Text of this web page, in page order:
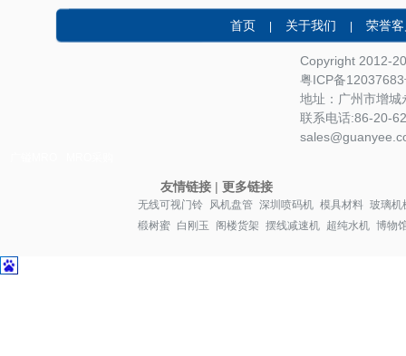
首页 关于我们 荣誉
Copyright 2012-
粤ICP备12037683
地址：广州市增
联系电话:86-20-
友情链接| 更多链接
无线可视门铃 风机盘管 深圳喷码机 模具材料 玻璃机
椴树蜜 白刚玉 阁楼货架 摆线减速机 超纯水机 博物